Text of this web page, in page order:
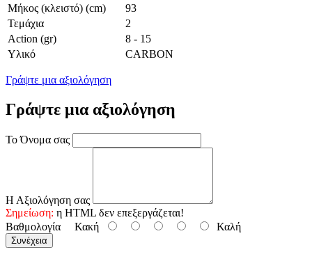
Μήκος (κλειστό) (cm)
93
Τεμάχια
2
Action (gr)
8 - 15
Υλικό
CARBON
Γράψτε μια αξιολόγηση
Γράψτε μια αξιολόγηση
Το Όνομα σας
Η Αξιολόγηση σας
Σημείωση: η HTML δεν επεξεργάζεται!
Βαθμολογία Κακή Καλή
Συνέχεια